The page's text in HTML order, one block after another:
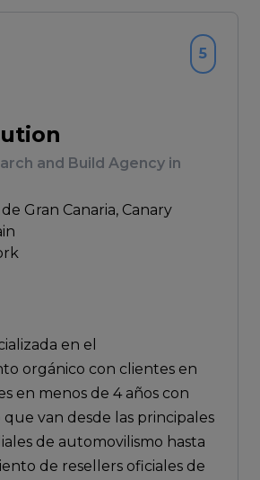
and Build Agency in
Gran Canaria, Canary
5
en el
orgánico con clientes en
en menos de 4 años con
que van desde las principales
de automovilismo hasta
de resellers oficiales de